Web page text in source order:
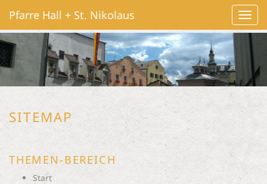
ein-/
Pfarre Hall + St. Nikolaus
SITEMAP
THEMEN-BEREICH
Start